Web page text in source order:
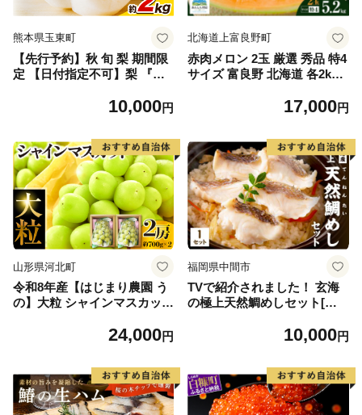
熊本県玉東町
【先行予約】秋 旬 梨 期間限
定 【日付指定不可】梨 『松
ぷり 約2kg 5-7玉前後 《7月
田農園』なし 果物 スイーツ
フルーツ デザート スムージ
ー SDG`s
10,000円
北海道上富良野町
赤肉メロン 2玉 厳選 秀品 特4
サイズ 富良野 北海道 各2kg
富良野 メロン めろん 果物 く
17,000円
山形県河北町
令和8年産【はじまり農園 う
の】大粒 シャインマスカット
河北町産 【河北町観光物産協
24,000円
福岡県中間市
TVで紹介されました！ 玄海
の極上天然鯛めしセット[鯛
だし]【010-0001】10,000円